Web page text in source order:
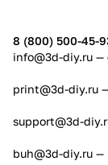
8 (800) 500-45-
info@3d-diy.ru —
print@3d-diy.ru
support@3d-
buh@3d-diy.ru —